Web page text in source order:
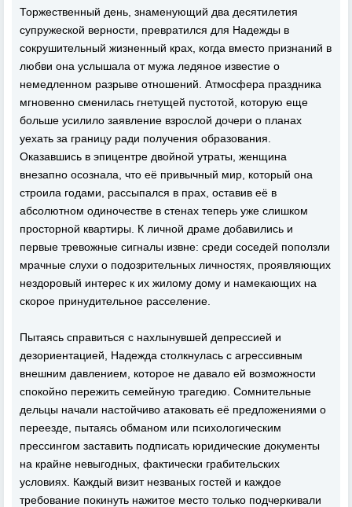
Торжественный день, знаменующий два десятилетия
супружеской верности, превратился для Надежды в
сокрушительный жизненный крах, когда вместо признаний в
любви она услышала от мужа ледяное известие о
немедленном разрыве отношений. Атмосфера праздника
мгновенно сменилась гнетущей пустотой, которую еще
больше усилило заявление взрослой дочери о планах
уехать за границу ради получения образования.
Оказавшись в эпицентре двойной утраты, женщина
внезапно осознала, что её привычный мир, который она
строила годами, рассыпался в прах, оставив её в
абсолютном одиночестве в стенах теперь уже слишком
просторной квартиры. К личной драме добавились и
первые тревожные сигналы извне: среди соседей поползли
мрачные слухи о подозрительных личностях, проявляющих
нездоровый интерес к их жилому дому и намекающих на
скорое принудительное расселение.
Пытаясь справиться с нахлынувшей депрессией и
дезориентацией, Надежда столкнулась с агрессивным
внешним давлением, которое не давало ей возможности
спокойно пережить семейную трагедию. Сомнительные
дельцы начали настойчиво атаковать её предложениями о
переезде, пытаясь обманом или психологическим
прессингом заставить подписать юридические документы
на крайне невыгодных, фактически грабительских
условиях. Каждый визит незваных гостей и каждое
требование покинуть нажитое место только подчеркивали